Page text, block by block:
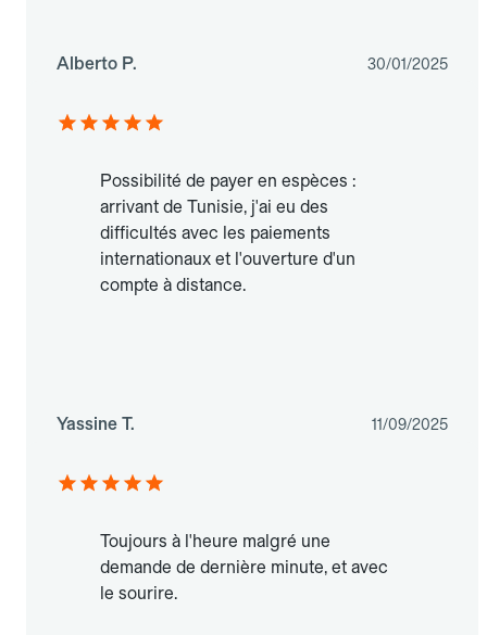
Alberto P. 30/01/2025
Possibilité de payer en espèces :
arrivant de Tunisie, j'ai eu des
difficultés avec les paiements
internationaux et l'ouverture d'un
compte à distance.
Yassine T. 11/09/2025
Toujours à l'heure malgré une
demande de dernière minute, et avec
le sourire.